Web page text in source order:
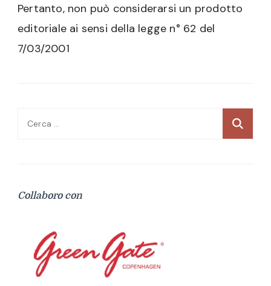
Pertanto, non può considerarsi un prodotto
editoriale ai sensi della legge n° 62 del
7/03/2001
Ricerca
Collaboro con